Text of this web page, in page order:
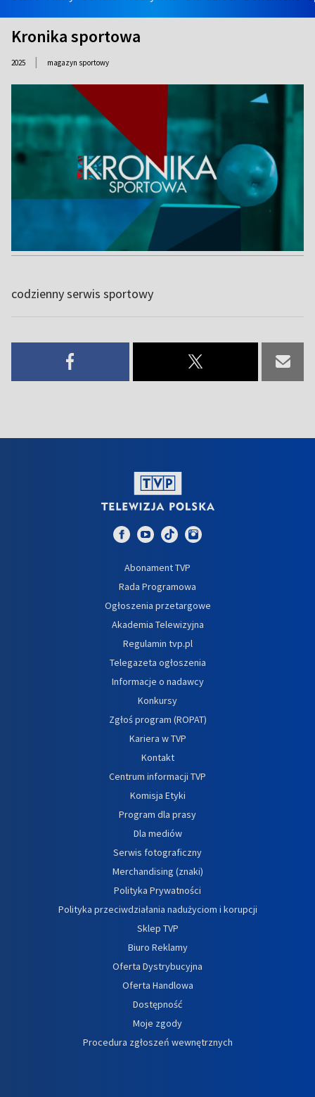
Kronika sportowa
2025 | magazyn sportowy
codzienny serwis sportowy
Abonament TVP
Rada Programowa
Ogłoszenia przetargowe
Akademia Telewizyjna
Regulamin tvp.pl
Telegazeta ogłoszenia
Informacje o nadawcy
Konkursy
Zgłoś program (ROPAT)
Kariera w TVP
Kontakt
Centrum informacji TVP
Komisja Etyki
Program dla prasy
Dla mediów
Serwis fotograficzny
Merchandising (znaki)
Polityka Prywatności
Polityka przeciwdziałania nadużyciom i korupcji
Sklep TVP
Biuro Reklamy
Oferta Dystrybucyjna
Oferta Handlowa
Dostępność
Moje zgody
Procedura zgłoszeń wewnętrznych